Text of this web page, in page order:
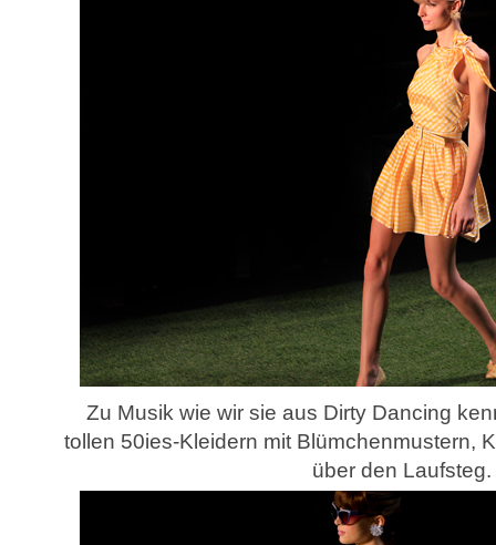
Zu Musik wie wir sie aus Dirty Dancing
tollen 50ies-Kleidern mit Blümchenmustern,
über den Laufsteg.